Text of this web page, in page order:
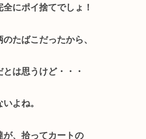
全にポイ捨てでしょ！
のたばこだったから、
とは思うけど・・・
よね。
が、拾ってカートの